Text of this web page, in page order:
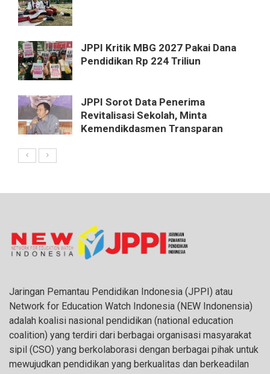
JPPI Kritik MBG 2027 Pakai Dana
Pendidikan Rp 224 Triliun
JPPI Sorot Data Penerima
Revitalisasi Sekolah, Minta
Kemendikdasmen Transparan
Jaringan Pemantau Pendidikan Indonesia (JPPI) atau
Network for Education Watch Indonesia (NEW Indonensia)
adalah koalisi nasional pendidikan (national education
coalition) yang terdiri dari berbagai organisasi masyarakat
sipil (CSO) yang berkolaborasi dengan berbagai pihak untuk
mewujudkan pendidikan yang berkualitas dan berkeadilan